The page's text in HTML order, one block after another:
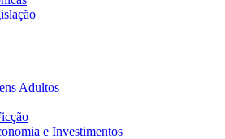
Adultos
e Investimentos